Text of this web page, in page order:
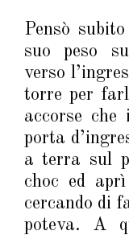
Pensò
suo peso
verso
torre per
accorse che
porta
a terra sul
choc ed
cercando di
poteva. A